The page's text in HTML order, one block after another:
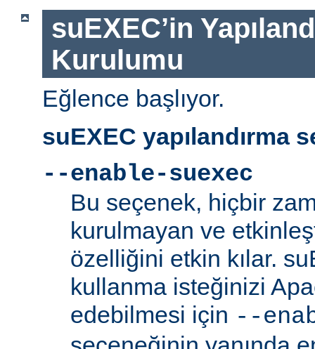
suEXEC’in
Kurulumu
Eğlence başlıyor.
suEXEC yapılandırma
--enable-suexec
Bu seçenek, hiçbir
kurulmayan ve
özelliğini etkin kılar.
kullanma isteğinizi
edebilmesi için --